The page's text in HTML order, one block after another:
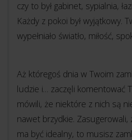
czy to był gabinet, sypialnia,
Każdy z pokoi był wyjątkowy.
wypełniało światło, miłość,
Aż któregoś dnia w Twoim
ludzie i… zaczęli komentować
mówili, że niektóre z nich są
nawet brzydkie. Zasugerowali,
ma być idealny, to musisz